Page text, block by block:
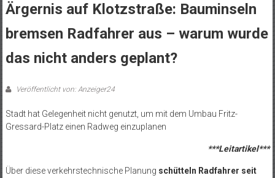
Ärgernis auf Klotzstraße: Bauminseln
bremsen Radfahrer aus – warum wurde
das nicht anders geplant?
Veröffentlicht von: Anzeiger24
Stadt hat Gelegenheit nicht genutzt, um mit dem Umbau Fritz-
Gressard-Platz einen Radweg einzuplanen
***Leitartikel***
Über diese verkehrstechnische Planung schütteln Radfahrer seit